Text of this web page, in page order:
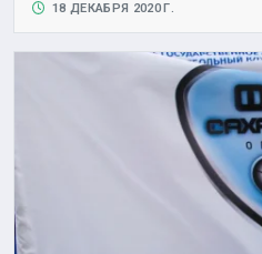
18 ДЕКАБРЯ 2020 Г.